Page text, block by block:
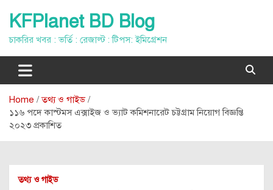
content
KFPlanet BD Blog
চাকরির খবর : ভর্তি : রেজাল্ট : টিপস: ইমিগ্রেশন
Home
তথ্য ও গাইড
১১৬ পদে কাস্টমস এক্সাইজ ও ভ্যাট কমিশনারেট চট্টগ্রাম নিয়োগ বিজ্ঞপ্তি
২০২৩ প্রকাশিত
তথ্য ও গাইড